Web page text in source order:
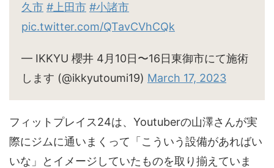
久市 #上田市 #小諸市
pic.twitter.com/QTavCVhCQk
— IKKYU 櫻井 4月10日〜16日東御市にて施術
します (@ikkyutoumi19) March 17, 2023
フィットプレイス24は、Youtuberの山澤さんが実
際にジムに通いまくって「こういう設備があればい
いな」とイメージしていたものを取り揃えていま